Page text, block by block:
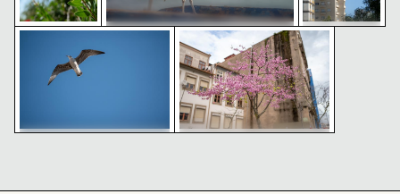
Hornisse fliegt
nahe einer
Blüte
Junge Möwe blickt auf Jachthafen
Schwarm
Tauben fliegt
in
städtischer
Umgebung
Möwe segelt im klaren blauen Himmel
Blühender rosa Baum im